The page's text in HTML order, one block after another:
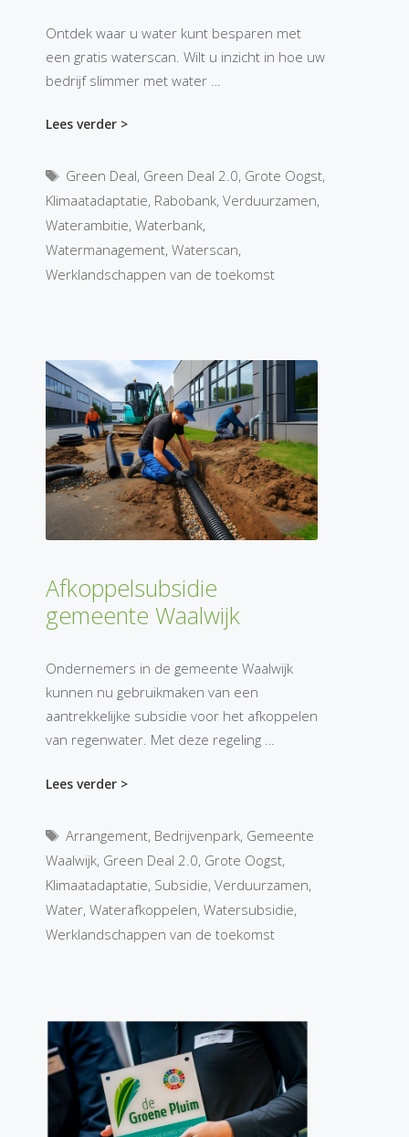
Ontdek waar u water kunt besparen met
een gratis waterscan. Wilt u inzicht in hoe uw
bedrijf slimmer met water …
Lees verder >
Tags
Green Deal, Green Deal 2.0, Grote Oogst,
Klimaatadaptatie, Rabobank, Verduurzamen,
Waterambitie, Waterbank,
Watermanagement, Waterscan,
Werklandschappen van de toekomst
Afkoppelsubsidie
gemeente Waalwijk
Ondernemers in de gemeente Waalwijk
kunnen nu gebruikmaken van een
aantrekkelijke subsidie voor het afkoppelen
van regenwater. Met deze regeling …
Lees verder >
Tags
Arrangement, Bedrijvenpark, Gemeente
Waalwijk, Green Deal 2.0, Grote Oogst,
Klimaatadaptatie, Subsidie, Verduurzamen,
Water, Waterafkoppelen, Watersubsidie,
Werklandschappen van de toekomst